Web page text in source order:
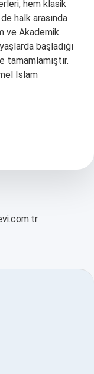
hem klasik
halk arasında
ve Akademik
başladığı
İslam